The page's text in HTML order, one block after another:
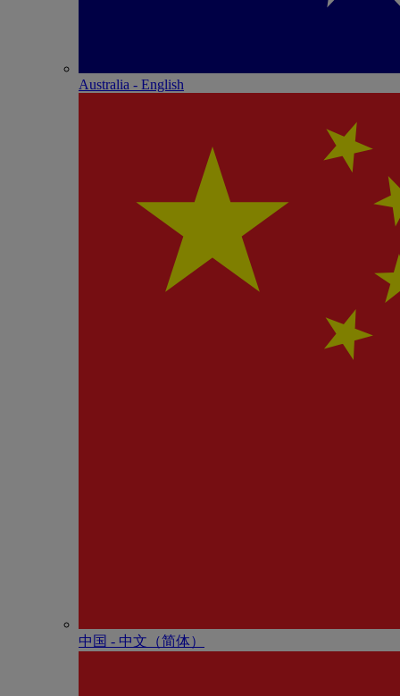
Australia - English
中国 - 中⽂（简体）